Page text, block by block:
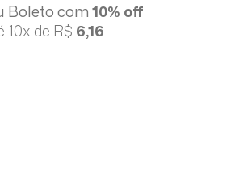
Boleto com10% off
10x de R$ 6,16